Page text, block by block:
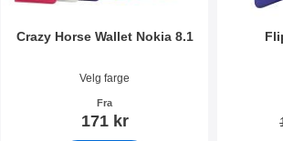
Crazy Horse Wallet Nokia 8.1
Varenummer 31052
Velg farge
Fra
171 kr